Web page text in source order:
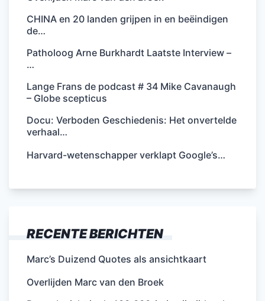
CHINA en 20 landen grijpen in en beëindigen
de…
Patholoog Arne Burkhardt Laatste Interview –
…
Lange Frans de podcast # 34 Mike Cavanaugh
– Globe scepticus
Docu: Verboden Geschiedenis: Het onvertelde
verhaal…
Harvard-wetenschapper verklapt Google’s…
RECENTE BERICHTEN
Marc’s Duizend Quotes als ansichtkaart
Overlijden Marc van den Broek